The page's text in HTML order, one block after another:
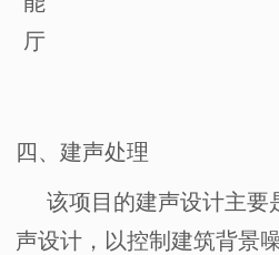
厅
四、建声处理
该项目的建声设计主要
声设计，以控制建筑背景